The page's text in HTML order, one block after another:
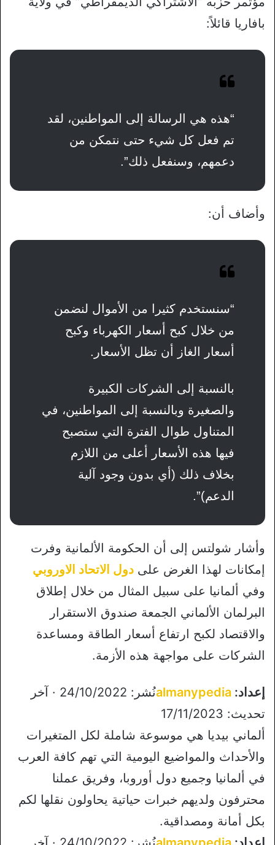
بافاريا قائلاً:
“هذه هي الرسالة إلى المواطنين، لقد
تم فعل كل شيء حتى نتمكن من
دعمهم، وسنفعل ذلك”.
وأضاف أن:
“سنستخدم كثيرا من الأموال لنضمن
من خلال كبح أسعار الكهرباء وكبح
أسعار الغاز أن تظل الأسعار.
بالنسبة إلى الشركات الكبيرة
والصغيرة وبالنسبة إلى المواطنين، في
المتناول طوال الفترة التي ستصبح
فيها هذه الأسعار أعلى من اللازم
بخلاف ذلك (أي بدون وجود آلية
الدعم)”.
وأشار شولتس إلى أن الحكومة الألمانية وفرت
إمكانات لهذا الغرض على دول الاتحاد الاوروبي
وفي ألمانيا على سبيل المثال من خلال إطلاق
البرلمان الألماني الجمعة صندوق الاستقرار
والاقتصاد لكبح ارتفاع أسعار الطاقة ومساعدة
الشركات على مواجهة هذه الأزمة.
إعداد: almanypedia
نُشر: 24/10/2022 · آخر
تحديث: 17/11/2023
ألماني بيديا هي موسوعة شاملة لكل المتغيرات
والأحداث والمواضيع اليومية التي تهم كافة العرب
في ألمانيا وجميع دول أوروبا، وفريق عملنا
محترفون ولديهم خبرات حياتية يحاولون نقلها لكم
بكل أمانة ومصداقية.